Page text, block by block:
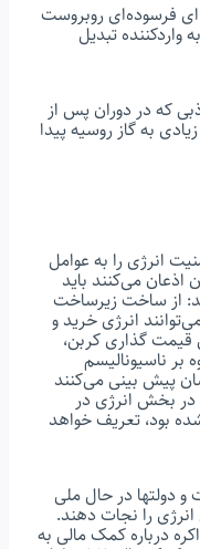
ای فرسوده‌ای روبروست
واردکننده تبدیل
که در دوران پس از
به گاز روسیه پیدا
انرژی را به عوامل
اذعان می‌کنند باید
از ساخت زیرساخت
انرژی خرید و
قیمت گذاری کربن،
بر ناسیونالیسم
پیش بینی می‌کنند
در بخش انرژی در
بود، تعریف خواهد
دولتها در حال ملی
را نجات دهند.
درباره کمک مالی به